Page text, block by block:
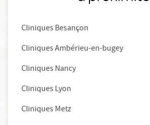
Cliniques Besançon
Cliniques Ambérieu-en-bugey
Cliniques Nancy
Cliniques Lyon
Cliniques Metz